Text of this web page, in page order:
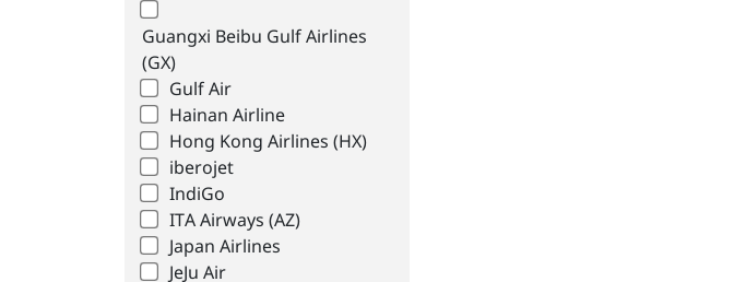
Guangxi Beibu Gulf Airlines
(GX)
Gulf Air
Hainan Airline
Hong Kong Airlines (HX)
iberojet
IndiGo
ITA Airways (AZ)
Japan Airlines
JeJu Air